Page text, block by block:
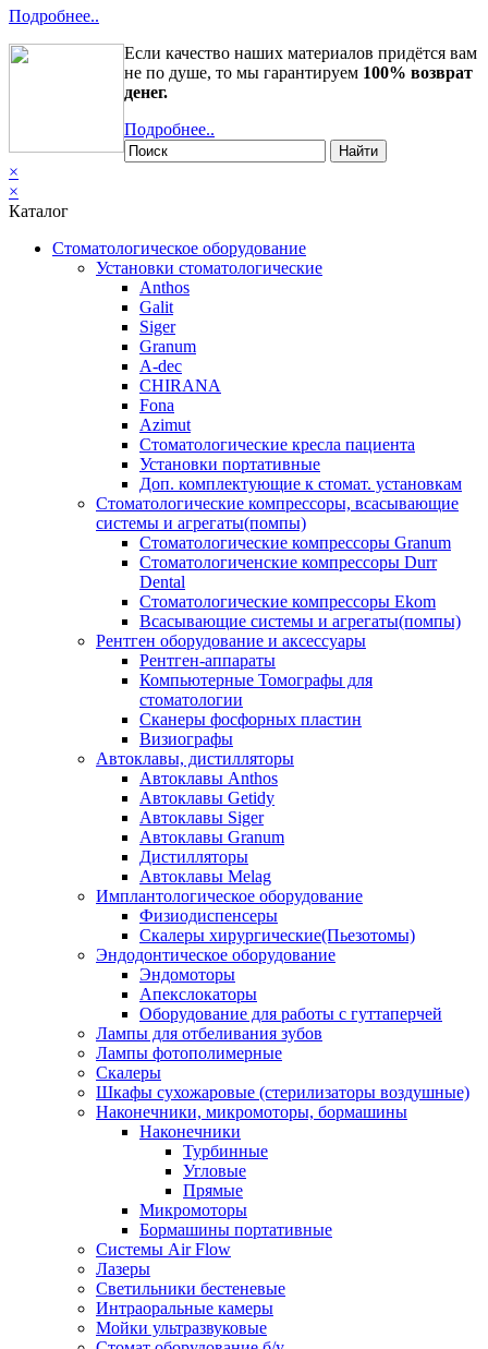
Подробнее..
Если качество наших материалов придётся вам
не по душе, то мы гарантируем 100% возврат
денег.
Подробнее..
Найти
×
×
Каталог
Стоматологическое оборудование
Установки стоматологические
Anthos
Galit
Siger
Granum
A-dec
CHIRANA
Fona
Azimut
Стоматологические кресла пациента
Установки портативные
Доп. комплектующие к стомат. установкам
Стоматологические компрессоры, всасывающие
системы и агрегаты(помпы)
Стоматологические компрессоры Granum
Стоматологиченские компрессоры Durr
Dental
Стоматологические компрессоры Ekom
Всасывающие системы и агрегаты(помпы)
Рентген оборудование и аксессуары
Рентген-аппараты
Компьютерные Томографы для
стоматологии
Сканеры фосфорных пластин
Визиографы
Автоклавы, дистилляторы
Автоклавы Anthos
Автоклавы Getidy
Автоклавы Siger
Автоклавы Granum
Дистилляторы
Автоклавы Melag
Имплантологическое оборудование
Физиодиспенсеры
Скалеры хирургические(Пьезотомы)
Эндодонтическое оборудование
Эндомоторы
Апекслокаторы
Оборудование для работы с гуттаперчей
Лампы для отбеливания зубов
Лампы фотополимерные
Скалеры
Шкафы сухожаровые (стерилизаторы воздушные)
Наконечники, микромоторы, бормашины
Наконечники
Турбинные
Угловые
Прямые
Микромоторы
Бормашины портативные
Системы Air Flow
Лазеры
Светильники бестеневые
Интраоральные камеры
Мойки ультразвуковые